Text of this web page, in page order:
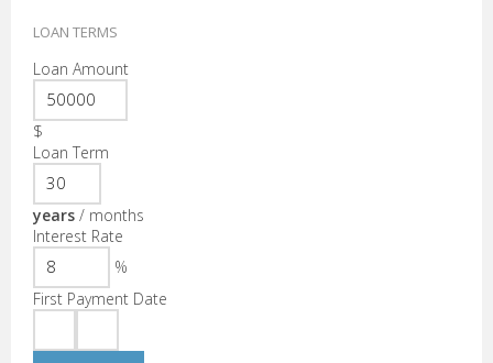
LOAN TERMS
Loan Amount
$
Loan Term
years / months
Interest Rate
%
First Payment Date